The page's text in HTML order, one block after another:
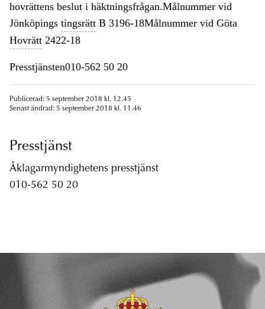
hovrättens beslut i häktningsfrågan.Målnummer vid
Jönköpings tingsrätt B 3196-18Målnummer vid Göta
Hovrätt 2422-18
Presstjänsten010-562 50 20
Publicerad: 5 september 2018 kl. 12.45
Senast ändrad: 5 september 2018 kl. 11.46
Presstjänst
Åklagarmyndighetens presstjänst
010-562 50 20